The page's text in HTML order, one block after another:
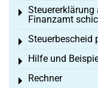
Steuererklärung
Finanzamt
Toggle menu
Steuerbescheid
Toggle menu
Hilfe und
Toggle menu
Rechner
Toggle menu